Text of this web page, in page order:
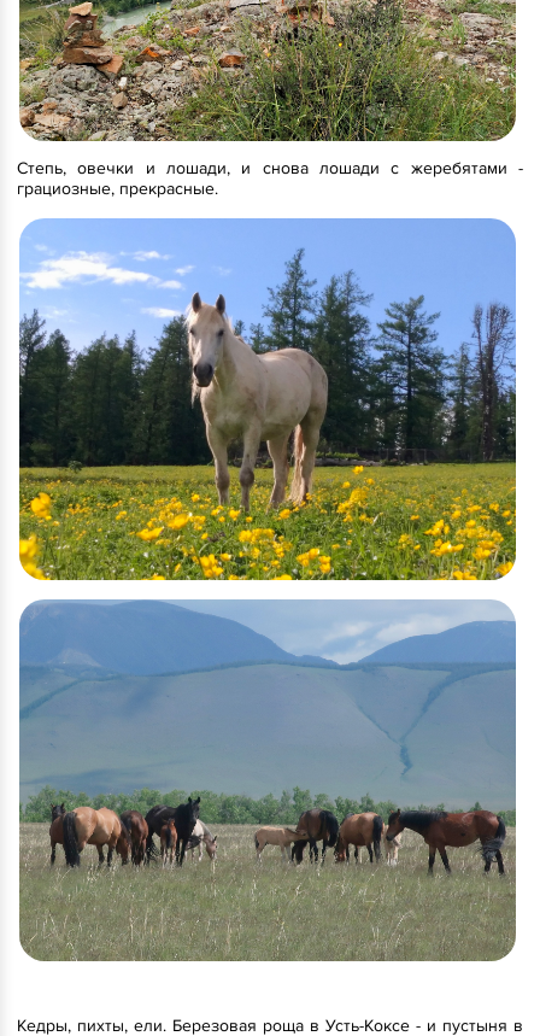
Степь, овечки и лошади, и снова лошади с жеребятами -
грациозные, прекрасные.
Кедры, пихты, ели. Березовая роща в Усть-Коксе - и пустыня в